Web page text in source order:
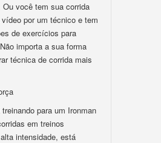
você tem sua corrida
por um técnico e tem
de exercícios para
importa a sua forma
técnica de corrida mais
para um Ironman
em treinos
intensidade, está